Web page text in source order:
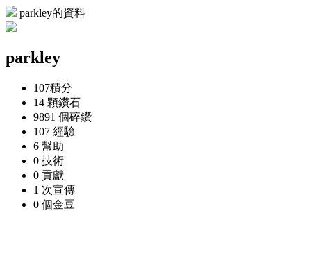
parkley的資料
parkley
107積分
14 顆鑽石
9891 個碎鑽
107 經驗
6 幫助
0 技術
0 貢獻
1 次宣傳
0 個金豆